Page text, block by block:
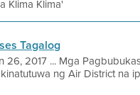
Klima Klima'
Tagalog
26, 2017 ... Mga
ng Air District na